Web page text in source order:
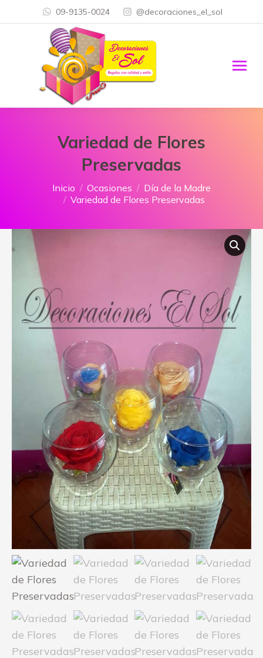
09-9135-0024 @decoraciones_el_sol
Variedad de Flores
Preservadas
Estás aquí:
Inicio Ocasiones
Día de la Madre
Variedad de Flores Preservadas